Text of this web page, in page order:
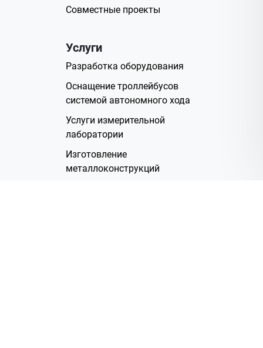
Совместные проекты
Услуги
Разработка оборудования
Оснащение троллейбусов
системой автономного хода
Услуги измерительной
лаборатории
Изготовление
металлоконструкций